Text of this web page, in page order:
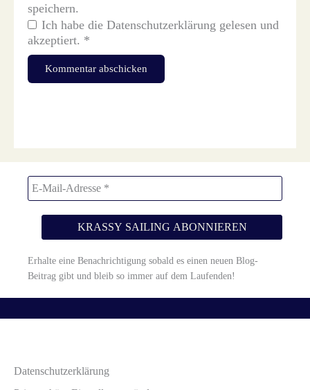
speichern.
Ich habe die Datenschutzerklärung gelesen und
akzeptiert. *
Erhalte eine Benachrichtigung sobald es einen neuen Blog-
Beitrag gibt und bleib so immer auf dem Laufenden!
Datenschutzerklärung